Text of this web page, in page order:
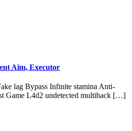
Aim, Executor
lag Bypass Infinite stamina Anti-
Game L4d2 undetected multihack […]